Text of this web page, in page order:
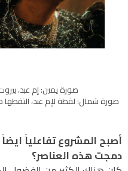
صورة يمين: إم عبد، بيروت ٢٠١٩ – تصوير محمد
صورة شمال: لقطة لإم عبد، التقطها مصور مجهول
أصبح المشروع تفاعلياً
دمجت هذه العناصر؟